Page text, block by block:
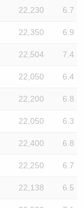
22,230 6.7
22,350 6.9
22,504 7.4
22,050 6.4
22,200 6.8
22,050 6.3
22,400 6.8
22,250 6.7
22,138 6.5